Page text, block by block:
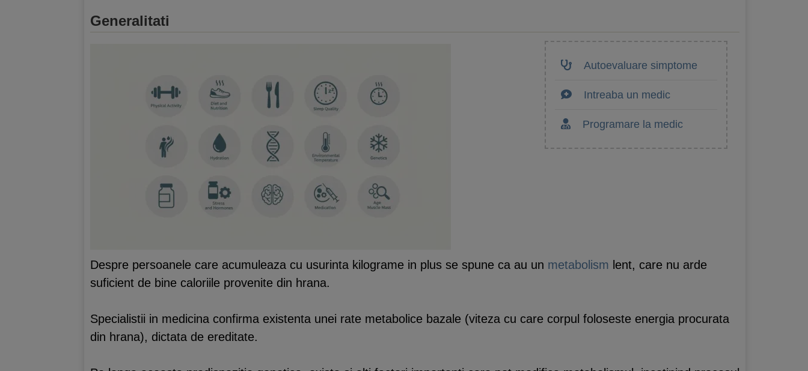
Generalitati
Autoevaluare simptome
Intreaba un medic
Programare la medic
Despre persoanele care acumuleaza cu usurinta kilograme in plus se spune ca au un metabolism lent, care nu arde
suficient de bine caloriile provenite din hrana.
Specialistii in medicina confirma existenta unei rate metabolice bazale (viteza cu care corpul foloseste energia procurata
din hrana), dictata de ereditate.